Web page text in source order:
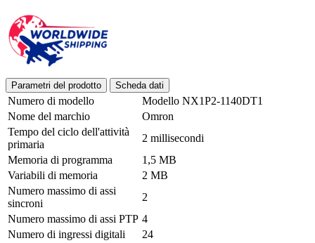
Parametri del prodotto Scheda dati
Numero di modello
Modello NX1P2-1140DT1
Nome del marchio
Omron
Tempo del ciclo dell'attività
primaria
2 millisecondi
Memoria di programma
1,5 MB
Variabili di memoria
2 MB
Numero massimo di assi
sincroni
2
Numero massimo di assi PTP 4
Numero di ingressi digitali
24